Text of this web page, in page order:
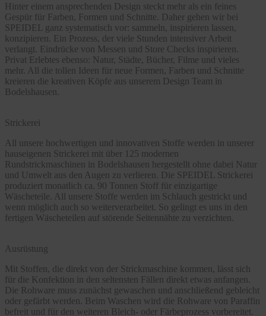
Hinter einem ansprechenden Design steckt mehr als ein feines
Gespür für Farben, Formen und Schnitte. Daher gehen wir bei
SPEIDEL ganz systematisch vor: sammeln, inspirieren lassen,
konzipieren. Ein Prozess, der viele Stunden intensiver Arbeit
verlangt. Eindrücke von Messen und Store Checks inspirieren.
Privat Erlebtes ebenso: Natur, Städte, Bücher, Filme und vieles
mehr. All die tollen Ideen für neue Formen, Farben und Schnitte
kreieren die kreativen Köpfe aus unserem Design Team in
Bodelshausen.
Strickerei
All unsere hochwertigen und innovativen Stoffe werden in unserer
hauseigenen Strickerei mit über 125 modernen
Rundstrickmaschinen in Bodelshausen hergestellt ohne dabei Natur
und Umwelt aus den Augen zu verlieren. Die SPEIDEL Strickerei
produziert monatlich ca. 90 Tonnen Stoff für einzigartige
Wäscheteile. All unsere Stoffe werden im Schlauch gestrickt und
wenn möglich auch so weiterverarbeitet. So gelingt es uns in den
fertigen Wäscheteilen auf störende Seitennähte zu verzichten.
Ausrüstung
Mit Stoffen, die direkt von der Strickmaschine kommen, lässt sich
für die Konfektion in den seltensten Fällen direkt etwas anfangen.
Die Rohware muss zunächst gewaschen und anschließend gebleicht
oder gefärbt werden. Beim Waschen wird die Rohware von Paraffin
befreit und für den weiteren Bleich- oder Färbeprozess vorbereitet.